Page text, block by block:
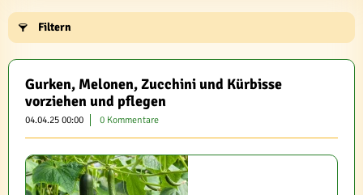
Filtern
Gurken, Melonen, Zucchini und Kürbisse
vorziehen und pflegen
04.04.25 00:00 0 Kommentare